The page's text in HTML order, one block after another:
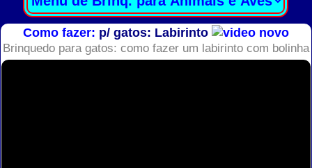
Como fazer: p/ gatos: Labirinto
Brinquedo para gatos: como fazer um labirinto com bolinha